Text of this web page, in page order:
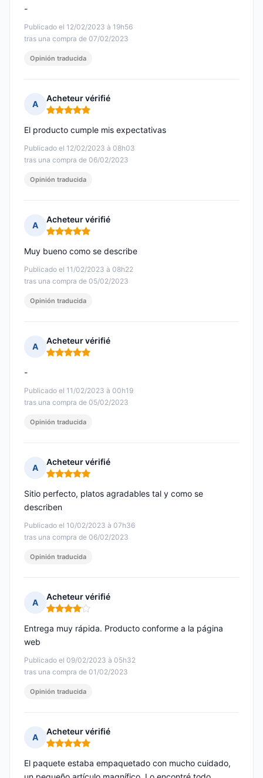
Publicado el 12/02/2023 à 19h56
tras una compra de 07/02/2023
-
Opinión traducida
A
Acheteur vérifié
Nota: 5 de 5
Publicado el 12/02/2023 à 08h03
tras una compra de 06/02/2023
El producto cumple mis expectativas
Opinión traducida
A
Acheteur vérifié
Nota: 5 de 5
Publicado el 11/02/2023 à 08h22
tras una compra de 05/02/2023
Muy bueno como se describe
Opinión traducida
A
Acheteur vérifié
Nota: 5 de 5
Publicado el 11/02/2023 à 00h19
tras una compra de 05/02/2023
-
Opinión traducida
A
Acheteur vérifié
Nota: 5 de 5
Publicado el 10/02/2023 à 07h36
tras una compra de 06/02/2023
Sitio perfecto, platos agradables tal y como se
describen
Opinión traducida
A
Acheteur vérifié
Nota: 4 de 5
Publicado el 09/02/2023 à 05h32
tras una compra de 01/02/2023
Entrega muy rápida. Producto conforme a la página
web
Opinión traducida
A
Acheteur vérifié
Nota: 5 de 5
El paquete estaba empaquetado con mucho cuidado,